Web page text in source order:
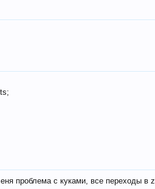
проблема с куками, все переходы в